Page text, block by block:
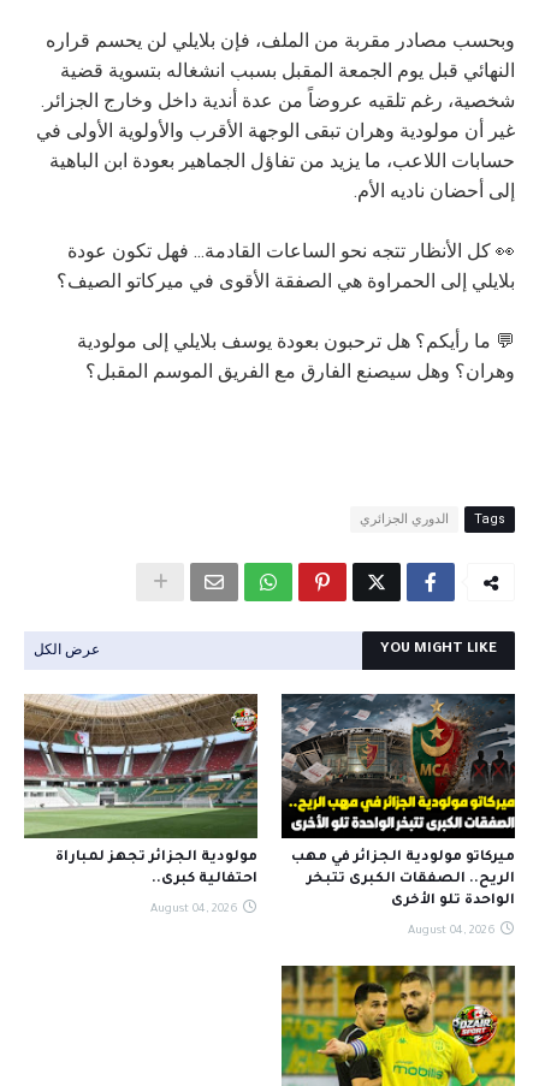
وبحسب مصادر مقربة من الملف، فإن بلايلي لن يحسم قراره
النهائي قبل يوم الجمعة المقبل بسبب انشغاله بتسوية قضية
شخصية، رغم تلقيه عروضاً من عدة أندية داخل وخارج الجزائر.
غير أن مولودية وهران تبقى الوجهة الأقرب والأولوية الأولى في
حسابات اللاعب، ما يزيد من تفاؤل الجماهير بعودة ابن الباهية
إلى أحضان ناديه الأم.
👀 كل الأنظار تتجه نحو الساعات القادمة... فهل تكون عودة
بلايلي إلى الحمراوة هي الصفقة الأقوى في ميركاتو الصيف؟
💬 ما رأيكم؟ هل ترحبون بعودة يوسف بلايلي إلى مولودية
وهران؟ وهل سيصنع الفارق مع الفريق الموسم المقبل؟
Tags الدوري الجزائري
YOU MIGHT LIKE عرض الكل
ميركاتو مولودية الجزائر في مهب
الريح.. الصفقات الكبرى تتبخر
الواحدة تلو الأخرى
August 04, 2026
مولودية الجزائر تجهز لمباراة
احتفالية كبرى..
August 04, 2026